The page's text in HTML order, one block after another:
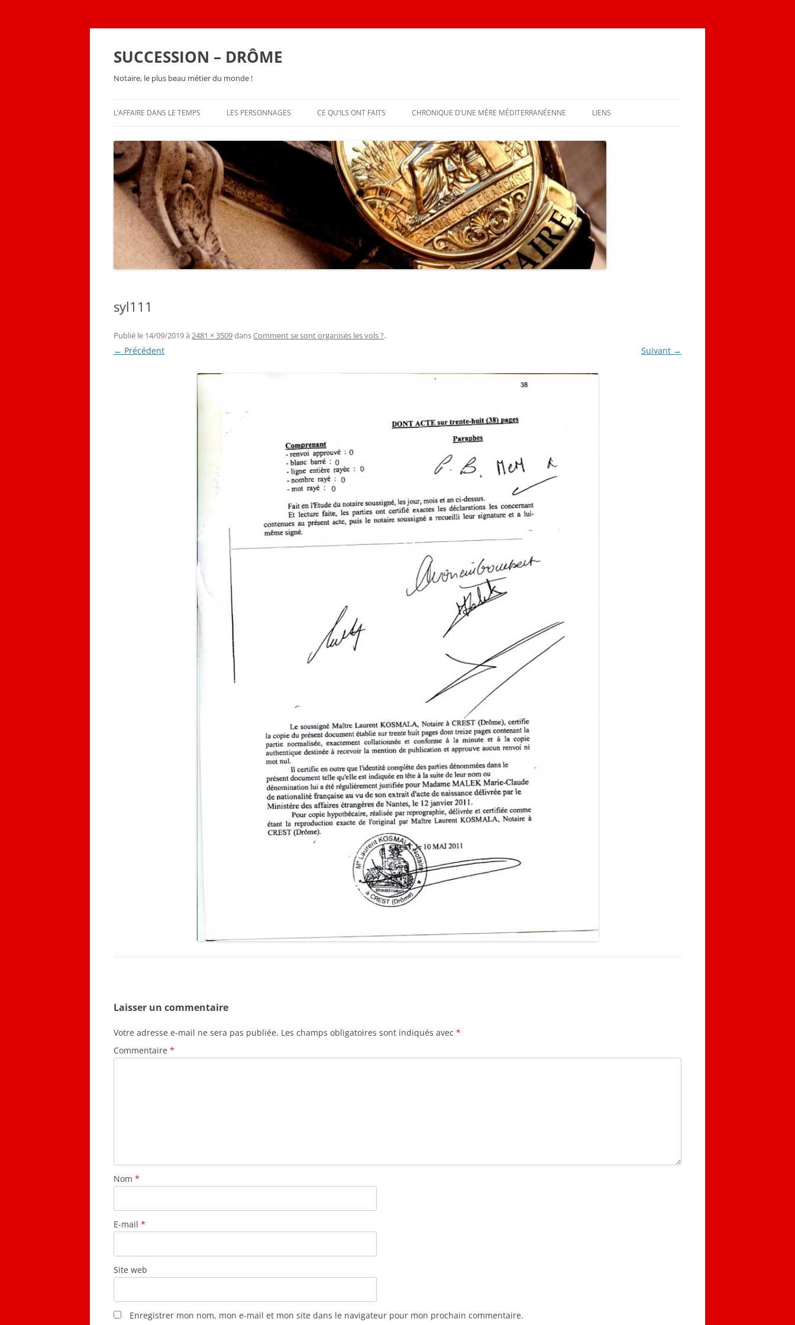
SUCCESSION – DRÔME
Notaire, le plus beau métier du monde !
L’AFFAIRE DANS LE TEMPS LES PERSONNAGES CE QU’ILS ONT FAITS CHRONIQUE D’UNE MÈRE MÉDITERRANÉENNE LIENS
syl111
Publié le 14/09/2019à 2481 × 3509dansComment se sont organisés les vols ?.
← Précédent Suivant →
Laisser un commentaire
Votre adresse e-mail ne sera pas publiée. Les champs obligatoires sont indiqués avec *
Commentaire *
Nom *
E-mail *
Site web
Enregistrer mon nom, mon e-mail et mon site dans le navigateur pour mon prochain commentaire.